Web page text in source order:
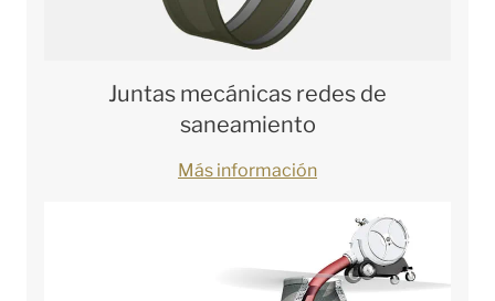
Juntas mecánicas redes de
saneamiento
Más información